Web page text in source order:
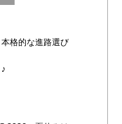
格的な進路選び